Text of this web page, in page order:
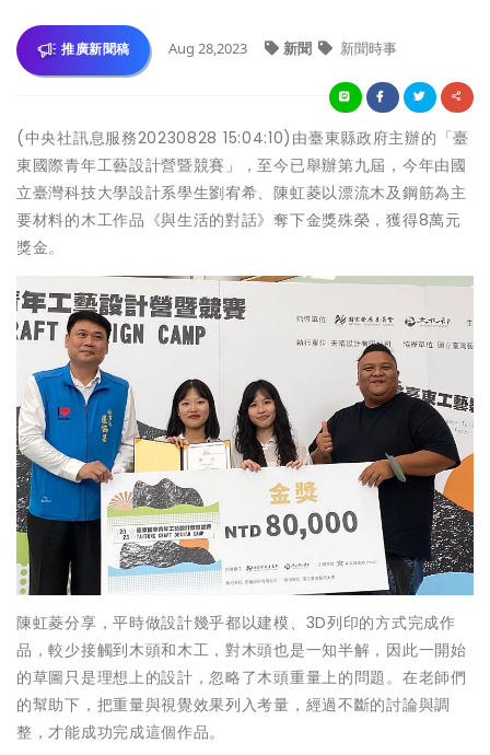
推廣新聞稿 Aug 28,2023 新聞 新聞時事
(中央社訊息服務20230828 15:04:10)由臺東縣政府主辦的「臺
東國際青年工藝設計營暨競賽」，至今已舉辦第九屆，今年由國
立臺灣科技大學設計系學生劉宥希、陳虹菱以漂流木及鋼筋為主
要材料的木工作品《與生活的對話》奪下金獎殊榮，獲得8萬元
獎金。
陳虹菱分享，平時做設計幾乎都以建模、3D列印的方式完成作
品，較少接觸到木頭和木工，對木頭也是一知半解，因此一開始
的草圖只是理想上的設計，忽略了木頭重量上的問題。在老師們
的幫助下，把重量與視覺效果列入考量，經過不斷的討論與調
整，才能成功完成這個作品。